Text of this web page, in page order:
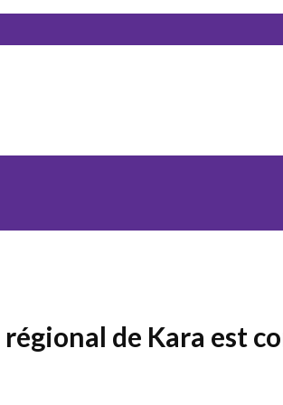
de Kara est